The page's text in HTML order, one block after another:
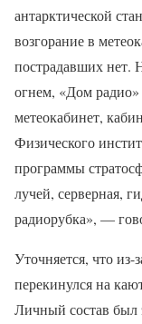
антарктической
возгорание в
пострадавших нет.
огнем, «Дом радио»
метеокабинет,
Физического
программы
лучей, серверная,
радиорубка», —
Уточняется, что из-
перекинулся на
Личный состав был